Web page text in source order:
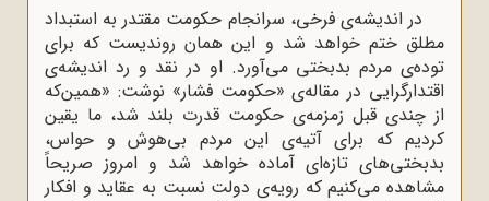
در اندیشه‌ی فرخی، سرانجام حکومت مقتدر به استبداد
مطلق ختم خواهد شد و این همان روندیست که برای
توده‌ی مردم بدبختی می‌آورد. او در نقد و رد اندیشه‌ی
اقتدارگرایی در مقاله‌ی «حکومت فشار» نوشت: «همین‌که
از چندی قبل زمزمه‌ی حکومت قدرت بلند شد، ما یقین
کردیم که برای آتیه‌ی این مردم بی‌هوش و حواس،
بدبختی‌های تازه‌ای آماده خواهد شد و امروز صریحاً
مشاهده می‌کنیم که رویه‌ی دولت نسبت به عقاید و افکار